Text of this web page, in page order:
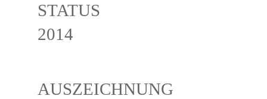
STATUS
2014
AUSZEICHNUNG